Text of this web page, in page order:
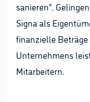
sanieren“.
Signa als
finanzielle
Unternehmens
Mitarbeitern.